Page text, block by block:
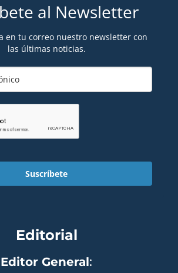
al Newsletter
en tu correo nuestro newsletter con
las últimas noticias.
Suscríbete
Editorial
Editor General: